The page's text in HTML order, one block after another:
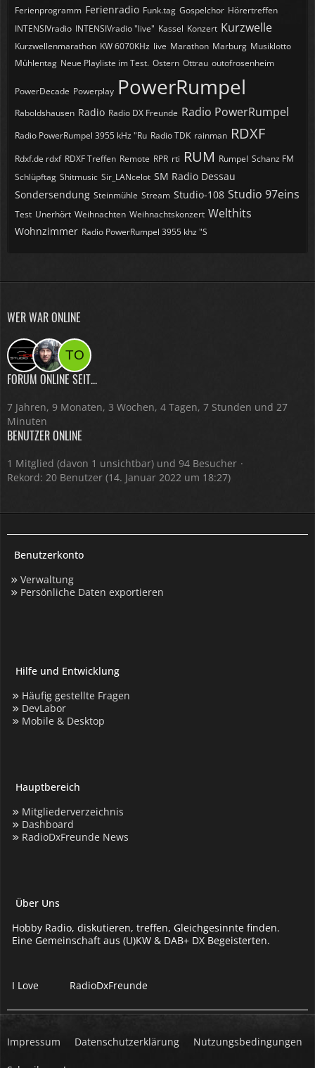
Ferienprogramm Ferienradio Funk.tag Gospelchor Hörertreffen
INTENSIVradio INTENSIVradio "live" Kassel Konzert Kurzwelle
Kurzwellenmarathon KW 6070KHz live Marathon Marburg Musiklotto
Mühlentag Neue Playliste im Test. Ostern Ottrau outofrosenheim
PowerDecade Powerplay PowerRumpel
Raboldshausen Radio Radio DX Freunde Radio PowerRumpel
Radio PowerRumpel 3955 kHz "Ru Radio TDK rainman RDXF
Rdxf.de rdxf RDXF Treffen Remote RPR rti RUM Rumpel Schanz FM
Schlüpftag Shitmusic Sir_LANcelot SM Radio Dessau
Sondersendung Steinmühle Stream Studio-108 Studio 97eins
Test Unerhört Weihnachten Weihnachtskonzert Welthits
Wohnzimmer ​Radio PowerRumpel 3955 khz "S
WER WAR ONLINE
FORUM ONLINE SEIT...
7 Jahren, 9 Monaten, 3 Wochen, 4 Tagen, 7 Stunden und 27
Minuten
BENUTZER ONLINE
1 Mitglied (davon 1 unsichtbar) und 94 Besucher
Rekord: 20 Benutzer (14. Januar 2022 um 18:27)
Benutzerkonto
Verwaltung
Persönliche Daten exportieren
Hilfe und Entwicklung
Häufig gestellte Fragen
DevLabor
Mobile & Desktop
Hauptbereich
Mitgliederverzeichnis
Dashboard
RadioDxFreunde News
Über Uns
Hobby Radio, diskutieren, treffen, Gleichgesinnte finden.
Eine Gemeinschaft aus (U)KW & DAB+ DX Begeisterten.
I Love RadioDxFreunde
Impressum Datenschutzerklärung Nutzungsbedingungen